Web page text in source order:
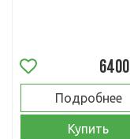
6400
Подробнее
Купить